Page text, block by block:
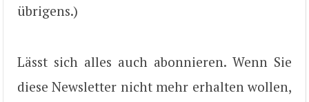
übrigens.)
Lässt sich alles auch abonnieren. Wenn Sie
diese Newsletter nicht mehr erhalten wollen,